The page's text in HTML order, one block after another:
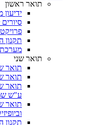
תואר ראשון
סיורים
תקנון
מערכת
תואר שני
תואר
תואר
תואר
ע"ש
תואר
תקנון